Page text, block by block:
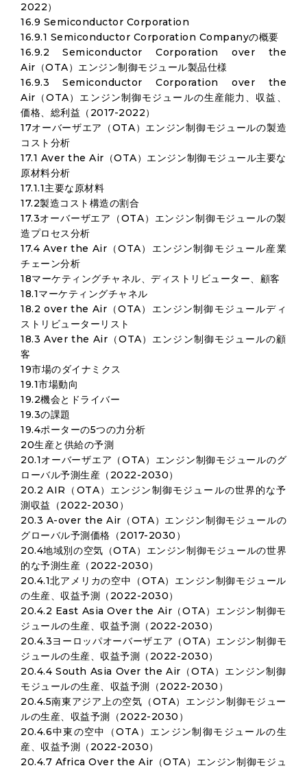
2022）
16.9 Semiconductor Corporation
16.9.1 Semiconductor Corporation Companyの概要
16.9.2 Semiconductor Corporation over the
Air（OTA）エンジン制御モジュール製品仕様
16.9.3 Semiconductor Corporation over the
Air（OTA）エンジン制御モジュールの生産能力、収益、
価格、総利益（2017-2022）
17オーバーザエア（OTA）エンジン制御モジュールの製造
コスト分析
17.1 Aver the Air（OTA）エンジン制御モジュール主要な
原材料分析
17.1.1主要な原材料
17.2製造コスト構造の割合
17.3オーバーザエア（OTA）エンジン制御モジュールの製
造プロセス分析
17.4 Aver the Air（OTA）エンジン制御モジュール産業
チェーン分析
18マーケティングチャネル、ディストリビューター、顧客
18.1マーケティングチャネル
18.2 over the Air（OTA）エンジン制御モジュールディ
ストリビューターリスト
18.3 Aver the Air（OTA）エンジン制御モジュールの顧
客
19市場のダイナミクス
19.1市場動向
19.2機会とドライバー
19.3の課題
19.4ポーターの5つの力分析
20生産と供給の予測
20.1オーバーザエア（OTA）エンジン制御モジュールのグ
ローバル予測生産（2022-2030）
20.2 AIR（OTA）エンジン制御モジュールの世界的な予
測収益（2022-2030）
20.3 A-over the Air（OTA）エンジン制御モジュールの
グローバル予測価格（2017-2030）
20.4地域別の空気（OTA）エンジン制御モジュールの世界
的な予測生産（2022-2030）
20.4.1北アメリカの空中（OTA）エンジン制御モジュール
の生産、収益予測（2022-2030）
20.4.2 East Asia Over the Air（OTA）エンジン制御モ
ジュールの生産、収益予測（2022-2030）
20.4.3ヨーロッパオーバーザエア（OTA）エンジン制御モ
ジュールの生産、収益予測（2022-2030）
20.4.4 South Asia Over the Air（OTA）エンジン制御
モジュールの生産、収益予測（2022-2030）
20.4.5南東アジア上の空気（OTA）エンジン制御モジュー
ルの生産、収益予測（2022-2030）
20.4.6中東の空中（OTA）エンジン制御モジュールの生
産、収益予測（2022-2030）
20.4.7 Africa Over the Air（OTA）エンジン制御モジュ